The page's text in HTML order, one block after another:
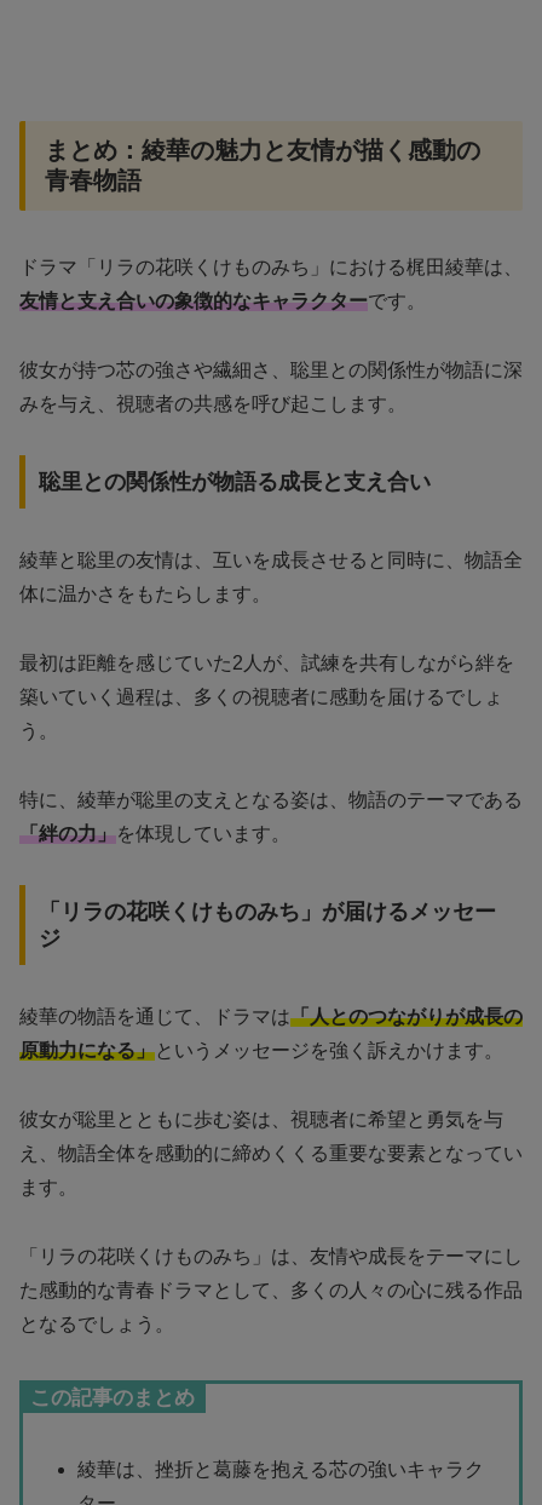
まとめ：綾華の魅力と友情が描く感動の
青春物語
ドラマ「リラの花咲くけものみち」における梶田綾華は、
友情と支え合いの象徴的なキャラクターです。
彼女が持つ芯の強さや繊細さ、聡里との関係性が物語に深
みを与え、視聴者の共感を呼び起こします。
聡里との関係性が物語る成長と支え合い
綾華と聡里の友情は、互いを成長させると同時に、物語全
体に温かさをもたらします。
最初は距離を感じていた2人が、試練を共有しながら絆を
築いていく過程は、多くの視聴者に感動を届けるでしょ
う。
特に、綾華が聡里の支えとなる姿は、物語のテーマである
「絆の力」を体現しています。
「リラの花咲くけものみち」が届けるメッセー
ジ
綾華の物語を通じて、ドラマは「人とのつながりが成長の
原動力になる」というメッセージを強く訴えかけます。
彼女が聡里とともに歩む姿は、視聴者に希望と勇気を与
え、物語全体を感動的に締めくくる重要な要素となってい
ます。
「リラの花咲くけものみち」は、友情や成長をテーマにし
た感動的な青春ドラマとして、多くの人々の心に残る作品
となるでしょう。
この記事のまとめ
綾華は、挫折と葛藤を抱える芯の強いキャラク